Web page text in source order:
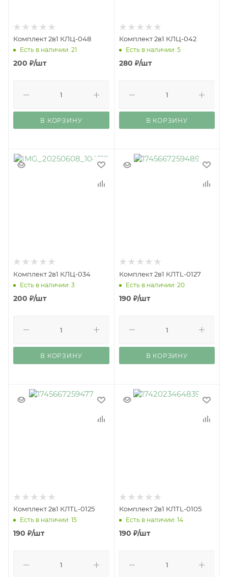
Комплект 2в1 КЛЦ-048
Есть в наличии: 21
200 ₽/шт
В КОРЗИНУ
Комплект 2в1 КЛЦ-042
Есть в наличии: 5
280 ₽/шт
В КОРЗИНУ
Комплект 2в1 КЛЦ-034
Есть в наличии: 3
200 ₽/шт
В КОРЗИНУ
Комплект 2в1 КЛТL-0127
Есть в наличии: 20
190 ₽/шт
В КОРЗИНУ
Комплект 2в1 КЛТL-0125
Есть в наличии: 15
190 ₽/шт
Комплект 2в1 КЛТL-0105
Есть в наличии: 14
190 ₽/шт